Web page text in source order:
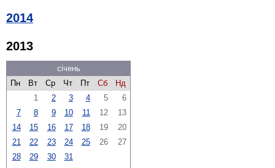
2014
2013
січень
Пн
Вт Ср Чт Пт Сб
Нд
1
2 3 4 5
6
7
8 9 10 11 12
13
14
15 16 17 18 19
20
21
22 23 24 25 26
27
28
29 30 31